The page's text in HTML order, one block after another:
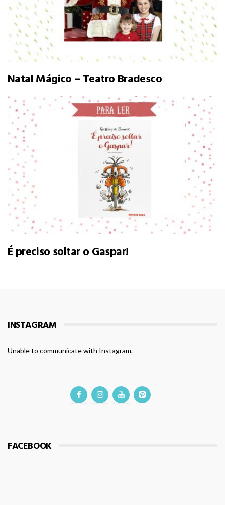
Natal Mágico – Teatro Bradesco
É preciso soltar o Gaspar!
INSTAGRAM
Unable to communicate with Instagram.
FACEBOOK